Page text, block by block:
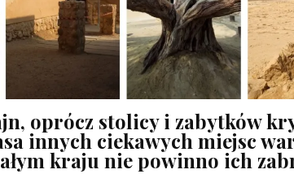
oprócz stolicy i zabytków
innych ciekawych miejsc
kraju nie powinno ich